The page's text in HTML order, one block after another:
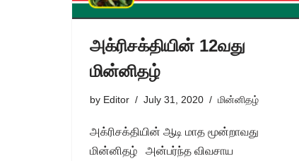
அக்ரிசக்தியின் 12வது
மின்னிதழ்
by Editor July 31, 2020 மின்னிதழ்
அக்ரிசக்தியின் ஆடி மாத மூன்றாவது
மின்னிதழ் அன்பர்ந்த விவசாய